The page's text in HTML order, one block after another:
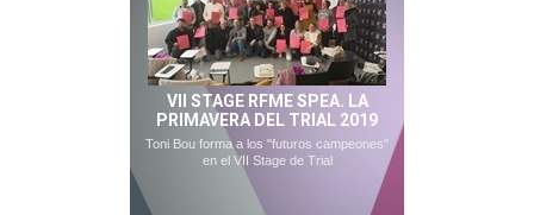
VII STAGE RFME SPEA. LA
PRIMAVERA DEL TRIAL 2019
Toni Bou forma a los "futuros campeones"
en el VII Stage de Trial